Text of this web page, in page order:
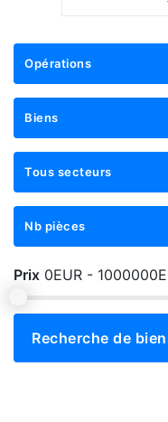
Opérations
Biens
Tous secteurs
Nb pièces
Prix 0EUR -
Recherche de